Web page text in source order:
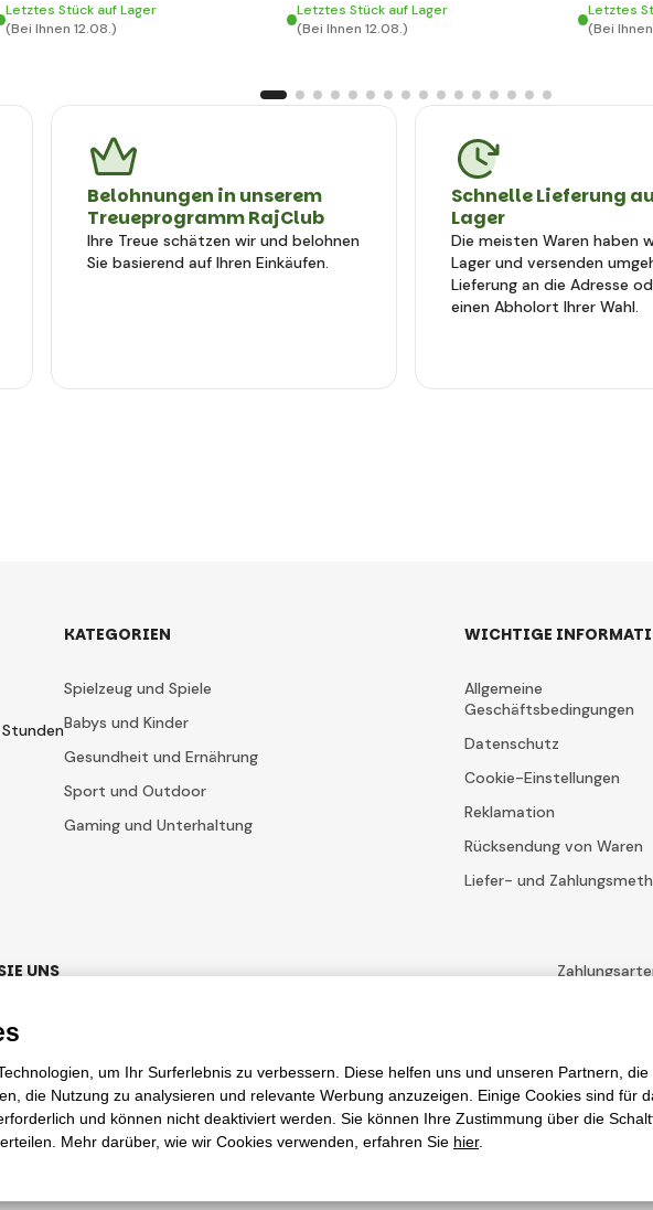
Letztes Stück auf Lager
(Bei Ihnen 12.08.)
Letztes Stück auf Lager
(Bei Ihnen 12.08.)
Letztes
(Bei
Belohnungen in unserem
Treueprogramm RajClub
Ihre Treue schätzen wir und belohnen
Sie basierend auf Ihren Einkäufen.
Schnelle Lieferung
Lager
Die meisten Waren haben
Lager und versenden
Lieferung an die Adresse
einen Abholort Ihrer Wahl.
KATEGORIEN
Spielzeug und Spiele
Babys und Kinder
Gesundheit und Ernährung
Sport und Outdoor
Gaming und Unterhaltung
WICHTIGE
Allgemeine
Geschäftsbedingungen
Datenschutz
Cookie-Einstellungen
Reklamation
Rücksendung von Waren
Liefer- und
UNS
es geltenDatenschutzbestimmungenUnternehmen Google und derenVertragsbedingungen